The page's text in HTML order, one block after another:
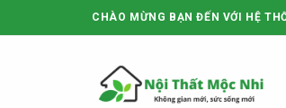
to
CHÀO MỪNG BẠN ĐẾN VỚI HỆ